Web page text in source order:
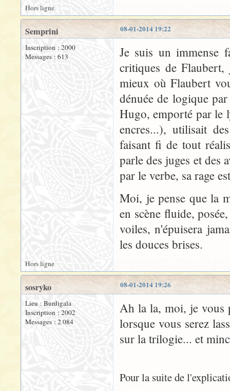
Hors ligne
08-01-2014 19:22
Semprini
Inscription : 2000
Messages : 613
Je suis un immense
critiques de
mieux où Flaubert
dénuée de logique
Hugo, emporté par le
encres...), utilisait
faisant fi de tout
parle des juges et des
par le verbe, sa rage
Moi, je pense que la
en scène fluide,
voiles, n'épuisera
les douces brises.
Hors ligne
08-01-2014 19:26
sosryko
Lieu : Burdigala
Inscription : 2002
Messages : 2 084
Ah la la, moi, je vous
lorsque vous serez
sur la trilogie... et
Pour la suite de